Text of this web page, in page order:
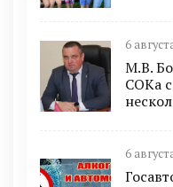
6
М.В.
СОКа
6